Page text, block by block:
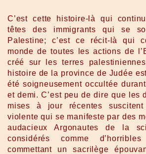
C’est cette histoire-là qui
têtes des immigrants qui se
Palestine; c’est ce récit-là qui
monde de toutes les actions de
créé sur les terres
histoire de la province de Judée
été soigneusement occultée
et demi. C’est peu de dire que les
mises à jour récentes
violente qui se manifeste par des
audacieux Argonautes de la
considérés comme d’horribles
commettant un sacrilège